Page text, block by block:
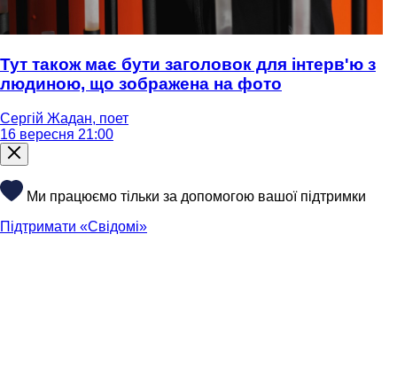
Тут також має бути заголовок для інтерв'ю з
людиною, що зображена на фото
Сергій Жадан, поет
16 вересня 21:00
Ми працюємо тільки за допомогою вашої підтримки
Підтримати «Свідомі»